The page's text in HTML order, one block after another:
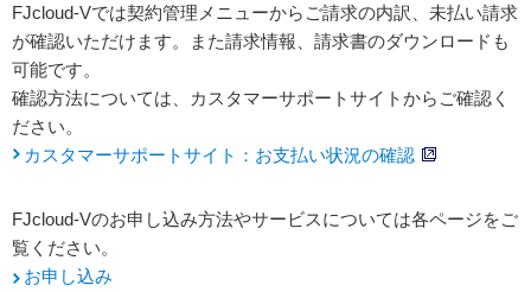
FJcloud-Vでは契約管理メニューからご請求の内訳、未払い請求
が確認いただけます。また請求情報、請求書のダウンロードも
可能です。
確認方法については、カスタマーサポートサイトからご確認く
ださい。
カスタマーサポートサイト：お支払い状況の確認
FJcloud-Vのお申し込み方法やサービスについては各ページをご
覧ください。
お申し込み